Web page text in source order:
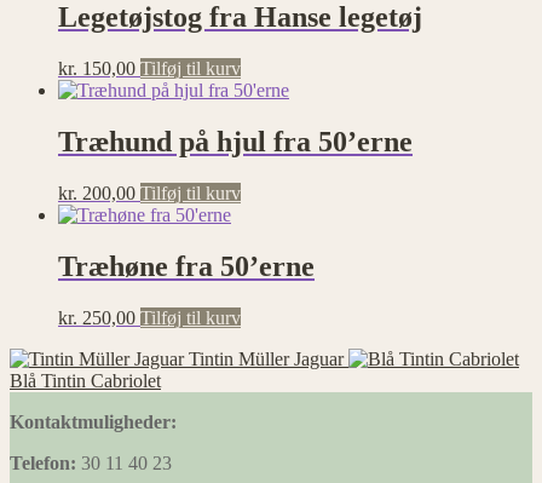
Legetøjstog fra Hanse legetøj
kr. 150,00 Tilføj til kurv
Træhund på hjul fra 50’erne
kr. 200,00 Tilføj til kurv
Træhøne fra 50’erne
kr. 250,00 Tilføj til kurv
Tintin Müller Jaguar
Blå Tintin Cabriolet
Kontaktmuligheder:
Telefon: 30 11 40 23